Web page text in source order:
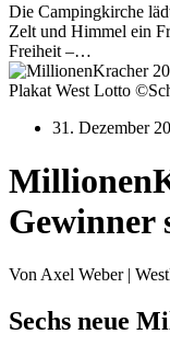
Die Campingkirche
Zelt und Himmel ein
Freiheit –…
Plakat West Lotto
31. Dezember
Gewinner
Von Axel Weber |
Sechs neue